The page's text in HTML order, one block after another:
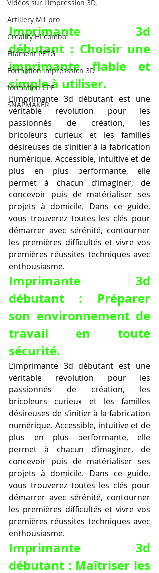
Vidéos sur l'impression 3D,
Artillery M1 pro
Creality HI combo
Filament PETG
Formation impresssion 3D
formation CPF
SNAPMAKER
Imprimante 3d
débutant : Choisir une
imprimante fiable et
simple à utiliser.
L’imprimante 3d débutant est une
véritable révolution pour les
passionnés de création, les
bricoleurs curieux et les familles
désireuses de s’initier à la fabrication
numérique. Accessible, intuitive et de
plus en plus performante, elle
permet à chacun d’imaginer, de
concevoir puis de matérialiser ses
projets à domicile. Dans ce guide,
vous trouverez toutes les clés pour
démarrer avec sérénité, contourner
les premières difficultés et vivre vos
premières réussites techniques avec
enthousiasme.
Imprimante 3d
débutant : Préparer
son environnement de
travail en toute
sécurité.
L’imprimante 3d débutant est une
véritable révolution pour les
passionnés de création, les
bricoleurs curieux et les familles
désireuses de s’initier à la fabrication
numérique. Accessible, intuitive et de
plus en plus performante, elle
permet à chacun d’imaginer, de
concevoir puis de matérialiser ses
projets à domicile. Dans ce guide,
vous trouverez toutes les clés pour
démarrer avec sérénité, contourner
les premières difficultés et vivre vos
premières réussites techniques avec
enthousiasme.
Imprimante 3d
débutant : Maîtriser les